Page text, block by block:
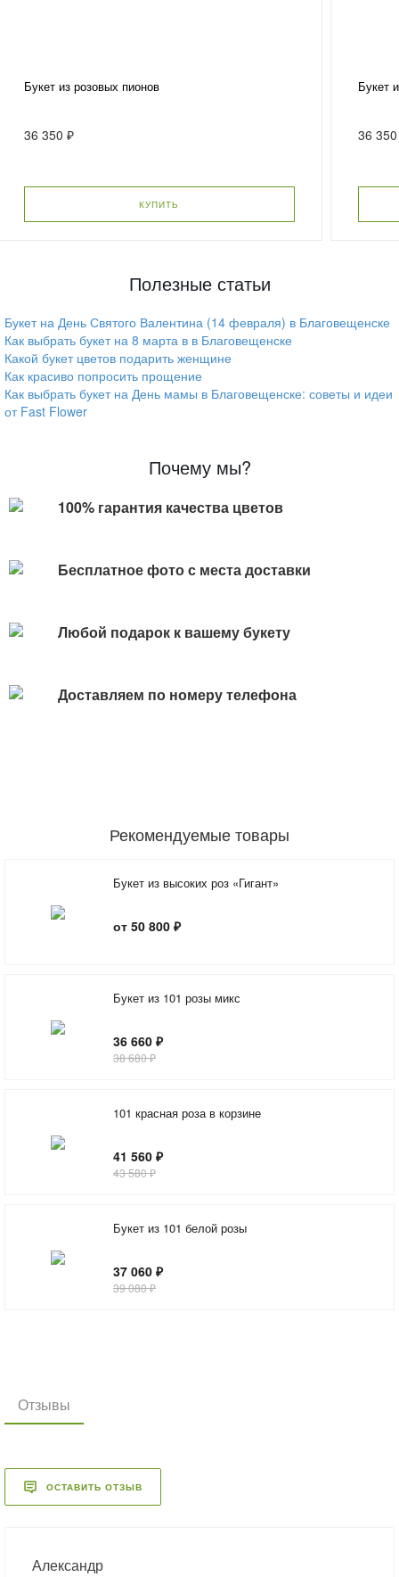
Букет из розовых пионов
36 350 ₽
КУПИТЬ
Букет
36
Полезные статьи
Букет на День Святого Валентина (14 февраля) в Благовещенске
Как выбрать букет на 8 марта в в Благовещенске
Какой букет цветов подарить женщине
Как красиво попросить прощение
Как выбрать букет на День мамы в Благовещенске: советы и идеи
от Fast Flower
Почему мы?
100% гарантия качества цветов
Бесплатное фото с места доставки
Любой подарок к вашему букету
Доставляем по номеру телефона
Рекомендуемые товары
Букет из высоких роз «Гигант»
от 50 800 ₽
Букет из 101 розы микс
36 660 ₽
38 680 ₽
101 красная роза в корзине
41 560 ₽
43 580 ₽
Букет из 101 белой розы
37 060 ₽
39 080 ₽
Отзывы
ОСТАВИТЬ ОТЗЫВ
Александр